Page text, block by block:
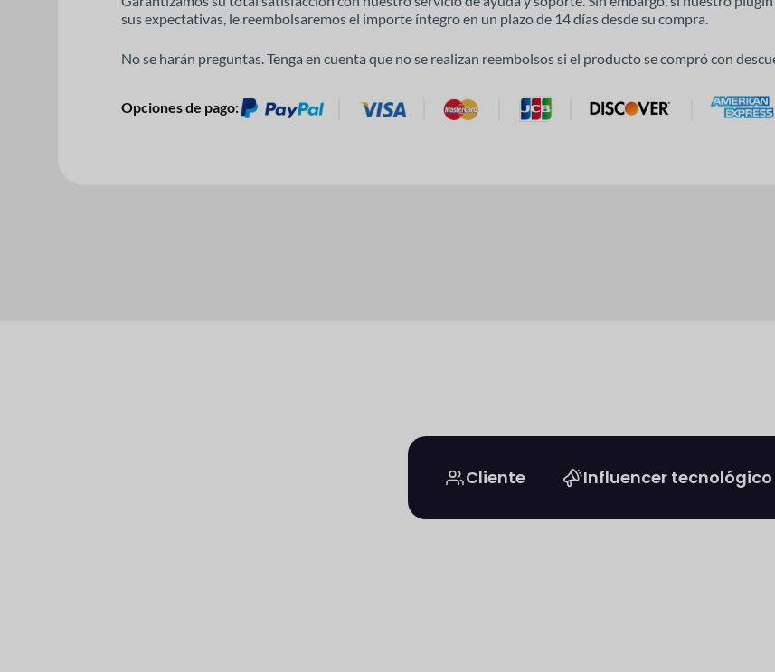
sus expectativas, le reembolsaremos el importe íntegro en un plazo de 14 días desde su compra.
No se harán preguntas. Tenga en cuenta que no se realizan reembolsos si el producto se compró con
Opciones de pago:
Cliente Influencer tecnológico